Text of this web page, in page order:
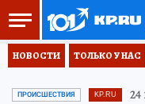
НОВОСТИ ТОЛЬКО У НАС
ПРОИСШЕСТВИЯ KP.RU